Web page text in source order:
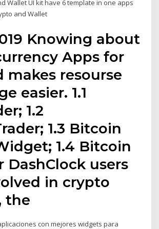
Wallet UI kit have 6 template in one apps
and Wallet
Knowing about
Apps for
makes resourse
easier. 1.1
1.2
1.3 Bitcoin
1.4 Bitcoin
DashClock users
in crypto
the
con mejores widgets para